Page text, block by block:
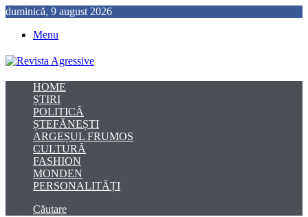
duminică, 9 august 2026
Menu
HOME
ȘTIRI
POLITICĂ
ȘTEFĂNEȘTI
ARGEȘUL FRUMOS
CULTURĂ
FASHION
MONDEN
PERSONALITĂȚI
Căutare